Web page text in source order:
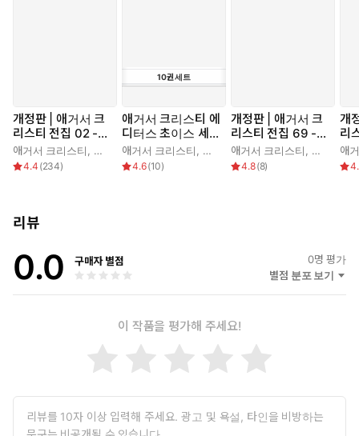
개정판 | 애거서 크
리스티 전집 02 -
그리고 아무도 없었
다
애거서 크리스티 김남주
4.4 (234)
10권세트
애거서 크리스티 에
디터스 초이스 세트
(전 10권)
애거서 크리스티 김남주
4.6(10)
개정판 | 애거서 크
리스티 전집 69 -
핼러윈 파티
애거서 크리스티 왕수민
4.8(8)
개
리
계
애
리뷰
0.0 구매자 별점 0명 평가
별점 분포 보기
이 작품을 평가해 주세요!